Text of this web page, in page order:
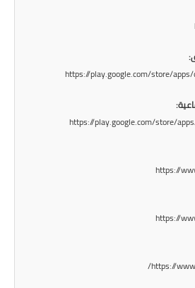
المرحلة الابتدائية
https://play.google.com/store/
https://play.google.com/store/
https://
https://
https://